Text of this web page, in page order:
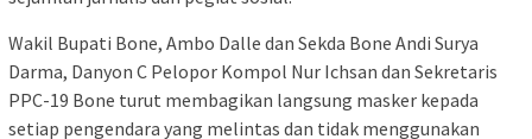
Wakil Bupati Bone, Ambo Dalle dan Sekda Bone Andi Surya
Darma, Danyon C Pelopor Kompol Nur Ichsan dan Sekretaris
PPC-19 Bone turut membagikan langsung masker kepada
setiap pengendara yang melintas dan tidak menggunakan